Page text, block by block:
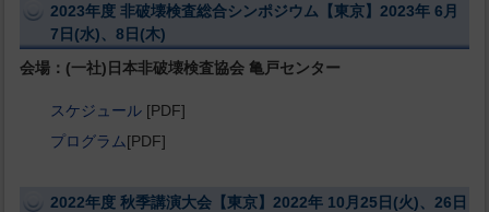
2023年度 非破壊検査総合シンポジウム【東京】2023年 6月
7日(水)、8日(木)
会場：(一社)日本非破壊検査協会 亀戸センター
スケジュール[PDF]
プログラム[PDF]
2022年度 秋季講演大会【東京】2022年 10月25日(火)、26日